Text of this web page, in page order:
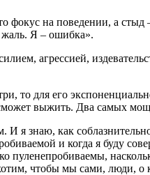
на поведении, а
Я – ошибка».
агрессией,
то для его
выжить. Два самых
И я знаю, как
и когда я буду
пуленепробиваемы,
чтобы мы сами, люди, о